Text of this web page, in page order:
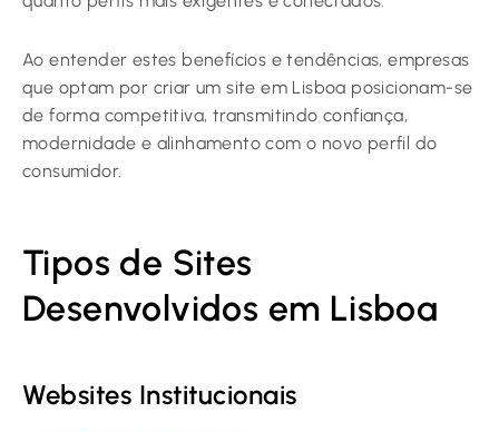
Ao entender estes benefícios e tendências, empresas
que optam por criar um site em Lisboa posicionam-se
de forma competitiva, transmitindo confiança,
modernidade e alinhamento com o novo perfil do
consumidor.
Tipos de Sites
Desenvolvidos em Lisboa
Websites Institucionais